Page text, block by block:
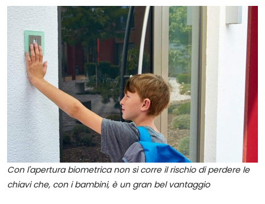
Con l'apertura biometrica non si corre il rischio di perdere le
chiavi che, con i bambini, è un gran bel vantaggio